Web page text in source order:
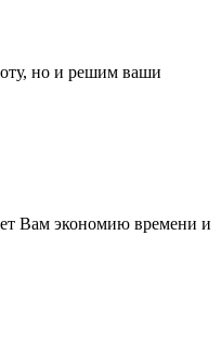
но и решим ваши
Вам экономию времени и